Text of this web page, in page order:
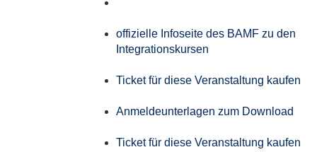
offizielle Infoseite des BAMF zu den
Integrationskursen
Ticket für diese Veranstaltung kaufen
Anmeldeunterlagen zum Download
Ticket für diese Veranstaltung kaufen